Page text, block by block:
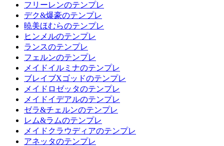
フリーレンのテンプレ
デク&爆豪のテンプレ
暁美ほむらのテンプレ
ヒンメルのテンプレ
ランスのテンプレ
フェルンのテンプレ
メイドイルミナのテンプレ
ブレイブXゴッドのテンプレ
メイドロゼッタのテンプレ
メイドイデアルのテンプレ
ゼラ&チェルンのテンプレ
レム&ラムのテンプレ
メイドクラウディアのテンプレ
アネッタのテンプレ